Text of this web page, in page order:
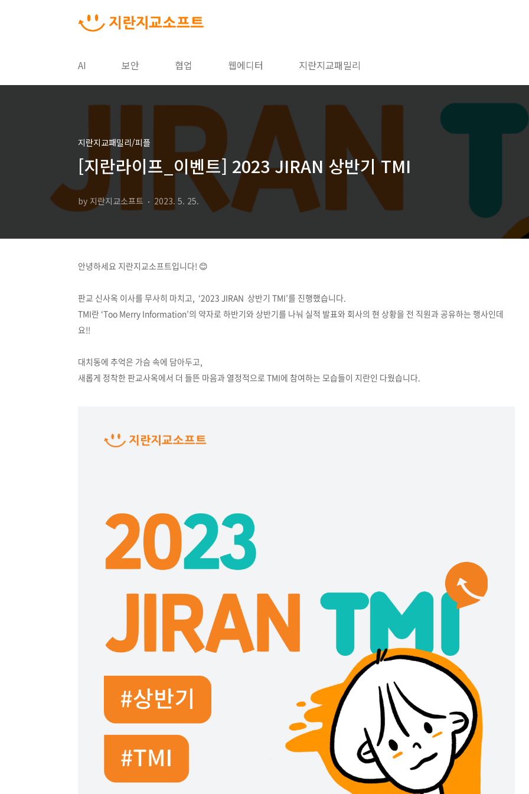
AI 보안 협업 웹에디터 지란지교패밀리
지란지교패밀리/피플
[지란라이프_이벤트] 2023 JIRAN 상반기 TMI
by 지란지교소프트 2023. 5. 25.
안녕하세요 지란지교소프트입니다! 😊
판교 신사옥 이사를 무사히 마치고, ‘2023 JIRAN 상반기 TMI’를 진행했습니다.
TMI란 ‘Too Merry Information’의 약자로 하반기와 상반기를 나눠 실적 발표와 회사의 현 상황을 전 직원과 공유하는 행사인데
요!!
대치동에 추억은 가슴 속에 담아두고,
새롭게 정착한 판교사옥에서 더 들뜬 마음과 열정적으로 TMI에 참여하는 모습들이 지란인 다웠습니다.